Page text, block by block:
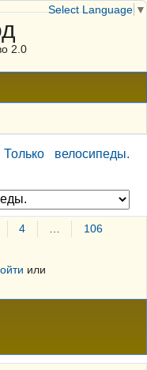
2.0
велосипеды.
4
106
или
Select Language ▼